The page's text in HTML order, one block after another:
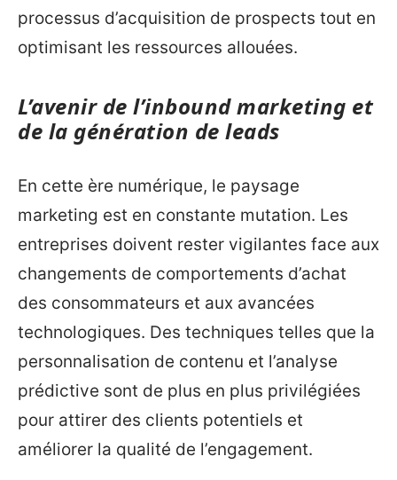
processus d’acquisition de prospects tout en
optimisant les ressources allouées.
L’avenir de l’inbound marketing et
de la génération de leads
En cette ère numérique, le paysage
marketing est en constante mutation. Les
entreprises doivent rester vigilantes face aux
changements de comportements d’achat
des consommateurs et aux avancées
technologiques. Des techniques telles que la
personnalisation de contenu et l’analyse
prédictive sont de plus en plus privilégiées
pour attirer des clients potentiels et
améliorer la qualité de l’engagement.